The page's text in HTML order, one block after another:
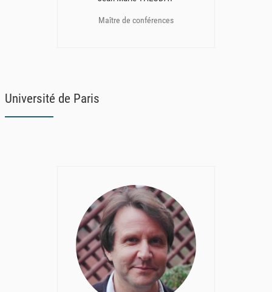
Maître de conférences
Université de Paris